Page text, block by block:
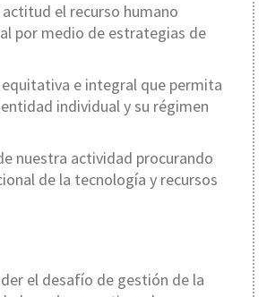
el recurso humano
por medio de estrategias de
e integral que permita
individual y su régimen
nuestra actividad procurando
de la tecnología y recursos
el desafío de gestión de la